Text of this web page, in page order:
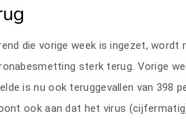
die vorige week is ingezet, wordt
sterk terug. Vorige
is nu ook teruggevallen van 398
ook aan dat het virus